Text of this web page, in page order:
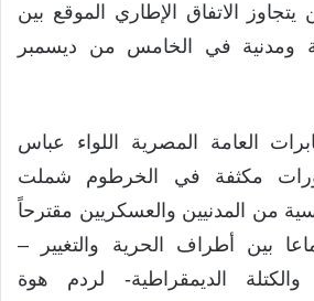
يتجاوز الاتفاق الإطاري الموقع بين
ومدنية في الخامس من ديسمبر
العامة المصرية اللواء عباس
مكثفة في الخرطوم شملت
من المدنيين والعسكريين مقترحاً
بين أطراف الحرية والتغيير –
الديمقراطية- لردم هوة